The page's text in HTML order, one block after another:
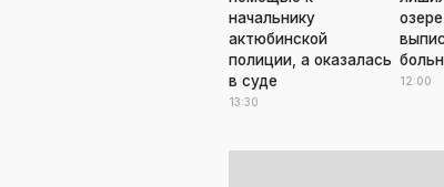
начальнику
актюбинской
полиции, а оказалась
в суде
13:30
12:00